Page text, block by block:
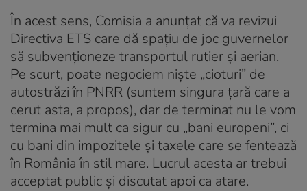
În acest sens, Comisia a anunțat că va revizui
Directiva ETS care dă spațiu de joc guvernelor
să subvenționeze transportul rutier și aerian.
Pe scurt, poate negociem niște „cioturi” de
autostrăzi în PNRR (suntem singura țară care a
cerut asta, a propos), dar de terminat nu le vom
termina mai mult ca sigur cu „bani europeni”, ci
cu bani din impozitele și taxele care se fentează
în România în stil mare. Lucrul acesta ar trebui
acceptat public și discutat apoi ca atare.